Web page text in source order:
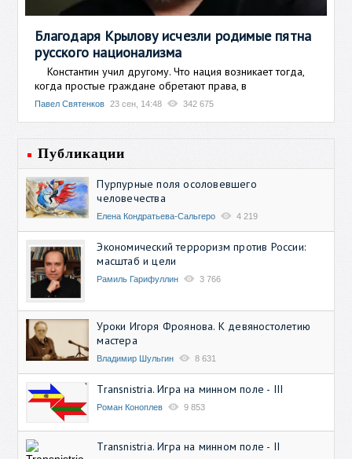
Благодаря Крылову исчезли родимые пятна
русского национализма
Константин учил другому. Что нация возникает тогда,
когда простые граждане обретают права, в
Павел Святенков 23 сен, 14:48 342 675
Публикации
Пурпурные поля осоловевшего
человечества
Елена Кондратьева-Сальгеро 4 219
Экономический терроризм против России:
масштаб и цели
Рамиль Гарифуллин 3 766
Уроки Игоря Фроянова. К девяностолетию
мастера
Владимир Шульгин 8 631
Transnistria. Игра на минном поле - III
Роман Коноплев 9 853
Transnistria. Игра на минном поле - II